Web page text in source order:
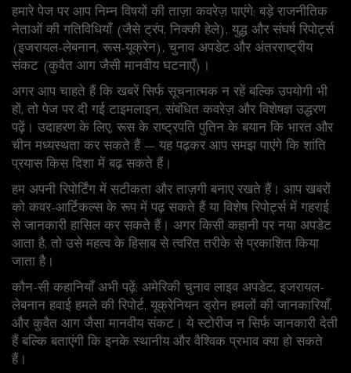
हमारे पेज पर आप निम्न विषयों की ताज़ा कवरेज़ पाएंगे: बड़े राजनीतिक
नेताओं की गतिविधियाँ (जैसे ट्रंप, निक्की हेले), युद्ध और संघर्ष रिपोर्ट्स
(इजरायल-लेबनान, रूस-यूक्रेन), चुनाव अपडेट और अंतरराष्ट्रीय
संकट (कुवैत आग जैसी मानवीय घटनाएँ)।
अगर आप चाहते हैं कि खबरें सिर्फ सूचनात्मक न रहें बल्कि उपयोगी भी
हों, तो पेज पर दी गई टाइमलाइन, संबंधित कवरेज़ और विशेषज्ञ उद्धरण
पढ़ें। उदाहरण के लिए, रूस के राष्ट्रपति पुतिन के बयान कि भारत और
चीन मध्यस्थता कर सकते हैं — यह पढ़कर आप समझ पाएंगे कि शांति
प्रयास किस दिशा में बढ़ सकते हैं।
हम अपनी रिपोर्टिंग में सटीकता और ताज़गी बनाए रखते हैं। आप खबरों
को कवर-आर्टिकल्स के रूप में पढ़ सकते हैं या विशेष रिपोर्ट्स में गहराई
से जानकारी हासिल कर सकते हैं। अगर किसी कहानी पर नया अपडेट
आता है, तो उसे महत्व के हिसाब से त्वरित तरीके से प्रकाशित किया
जाता है।
कौन-सी कहानियाँ अभी पढ़ें: अमेरिकी चुनाव लाइव अपडेट, इजरायल-
लेबनान हवाई हमले की रिपोर्ट, यूक्रेनियन ड्रोन हमलों की जानकारियाँ,
और कुवैत आग जैसा मानवीय संकट। ये स्टोरीज न सिर्फ जानकारी देती
हैं बल्कि बताएंगी कि इनके स्थानीय और वैश्विक प्रभाव क्या हो सकते
हैं।